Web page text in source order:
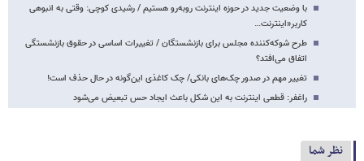
با وضعیت جدید در حوزه اینترنت روبه‌رو هستیم / رشیدی کوچی: وقتی به انبوهی
کاربر«اینترنت…
طرح شوکه‌کننده مجلس برای بازنشستگان / تغییرات اساسی در حقوق بازنشستگی
اتفاق می‌افتد؟
تغییر مهم در صدور چک‌های بانکی/ چک کاغذی این‌گونه در حال حذف است!
راغفر: قطعی اینترنت به این شکل باعث ایجاد حس تبعیض می‌شود
نظر شما